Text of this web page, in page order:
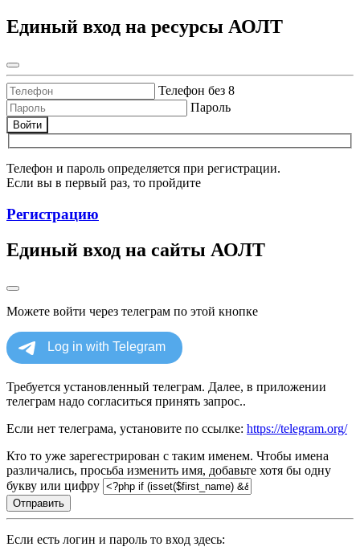
Единый вход на ресурсы АОЛТ
Телефон без 8
Пароль
Войти
Телефон и пароль определяется при регистрации.
Если вы в первый раз, то пройдите
Регистрацию
Единый вход на сайты АОЛТ
Можете войти через телеграм по этой кнопке
Требуется установленный телеграм. Далее, в приложении
телеграм надо согласиться принять запрос..
Если нет телеграма, установите по ссылке: https://telegram.org/
Кто то уже зарегестрирован с таким именем. Чтобы имена
различались, просьба изменить имя, добавьте хотя бы одну
букву или цифру
Отправить
Если есть логин и пароль то вход здесь: